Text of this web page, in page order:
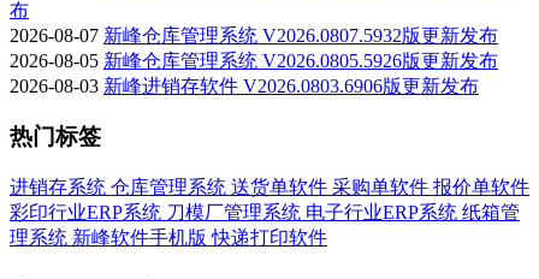
布
2026-08-07 新峰仓库管理系统 V2026.0807.5932版更新发布
2026-08-05 新峰仓库管理系统 V2026.0805.5926版更新发布
2026-08-03 新峰进销存软件 V2026.0803.6906版更新发布
热门标签
进销存系统 仓库管理系统 送货单软件 采购单软件 报价单软件
彩印行业ERP系统 刀模厂管理系统 电子行业ERP系统 纸箱管
理系统 新峰软件手机版快递打印软件